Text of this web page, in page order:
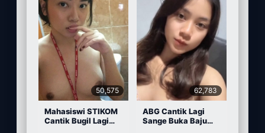
50,575
Mahasiswi STIKOM
Cantik Bugil Lagi
62,783
ABG Cantik Lagi
Sange Buka Baju